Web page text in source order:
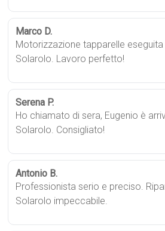
Marco D.
Motorizzazione tapparelle
Solarolo. Lavoro perfetto!
Serena P.
Ho chiamato di sera, Eugenio è
Solarolo. Consigliato!
Antonio B.
Professionista serio e preciso.
Solarolo impeccabile.